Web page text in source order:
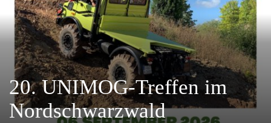
20. UNIMOG-Treffen im
Nordschwarzwald